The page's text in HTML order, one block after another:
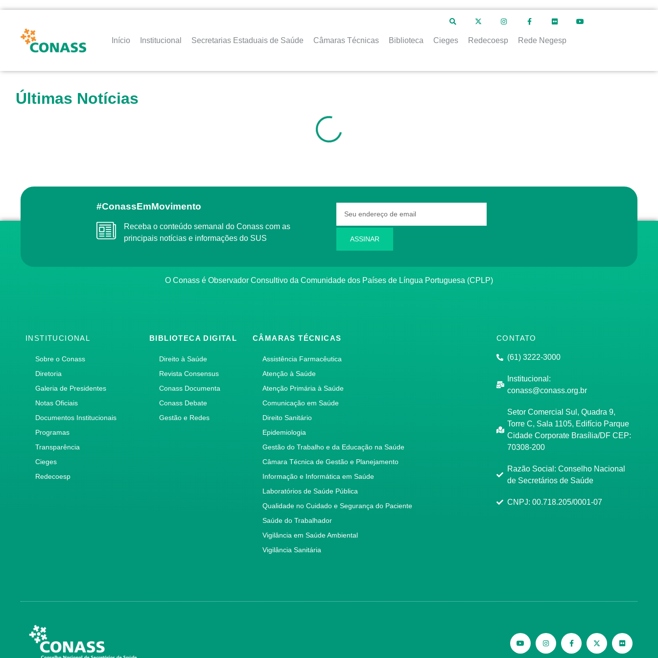
Início Institucional Secretarias Estaduais de Saúde Câmaras Técnicas Biblioteca Cieges Redecoesp Rede Negesp
Últimas Notícias
#ConassEmMovimento
Receba o conteúdo semanal do Conass com as
principais notícias e informações do SUS
ASSINAR
O Conass é Observador Consultivo da Comunidade dos Países de Língua Portuguesa (CPLP)
INSTITUCIONAL
Sobre o Conass
Diretoria
Galeria de Presidentes
Notas Oficiais
Documentos Institucionais
Programas
Transparência
Cieges
Redecoesp
BIBLIOTECA DIGITAL
Direito à Saúde
Revista Consensus
Conass Documenta
Conass Debate
Gestão e Redes
CÂMARAS TÉCNICAS
Assistência Farmacêutica
Atenção à Saúde
Atenção Primária à Saúde
Comunicação em Saúde
Direito Sanitário
Epidemiologia
Gestão do Trabalho e da Educação na Saúde
Câmara Técnica de Gestão e Planejamento
Informação e Informática em Saúde
Laboratórios de Saúde Pública
Qualidade no Cuidado e Segurança do Paciente
Saúde do Trabalhador
Vigilância em Saúde Ambiental
Vigilância Sanitária
CONTATO
(61) 3222-3000
Institucional:
conass@conass.org.br
Setor Comercial Sul, Quadra 9,
Torre C, Sala 1105, Edifício Parque
Cidade Corporate Brasília/DF CEP:
70308-200
Razão Social: Conselho Nacional
de Secretários de Saúde
CNPJ: 00.718.205/0001-07